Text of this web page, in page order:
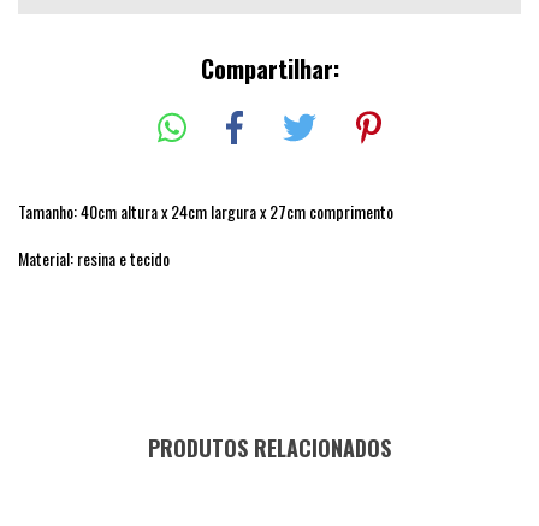
Compartilhar:
Tamanho: 40cm altura x 24cm largura x 27cm comprimento
Material: resina e tecido
PRODUTOS RELACIONADOS